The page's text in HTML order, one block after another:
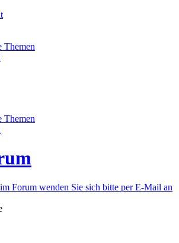
Themen
Themen
Forum wenden Sie sich bitte per E-Mail an